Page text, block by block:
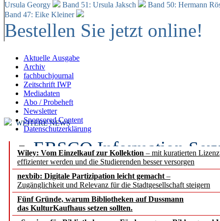
Ursula Georgy
Band 51: Ursula Jaksch Band 50: Hermann
Band 47: Eike Kleiner
Bestellen Sie jetzt online!
Aktuelle Ausgabe
Archiv
fachbuchjournal
Zeitschrift IWP
Mediadaten
Abo / Probeheft
Newsletter
Sponsored Content
Datenschutzerklärung
Wiley: Vom Einzelkauf zur Kollektion – mit kuratierten
effizienter werden und die Studierenden besser versorgen
nexbib: Digitale Partizipation leicht gemacht –
Zugänglichkeit und Relevanz für die Stadtgesellschaft steigern
Fünf Gründe, warum Bibliotheken auf Dussmann
das KulturKaufhaus setzen sollten.
WEITERE NEWS
EBSCO Information
Recherchefunktionen in
Sorbisches Institut neu
Geschichte und